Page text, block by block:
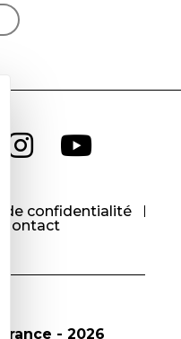
de confidentialité
Contact
- 2026